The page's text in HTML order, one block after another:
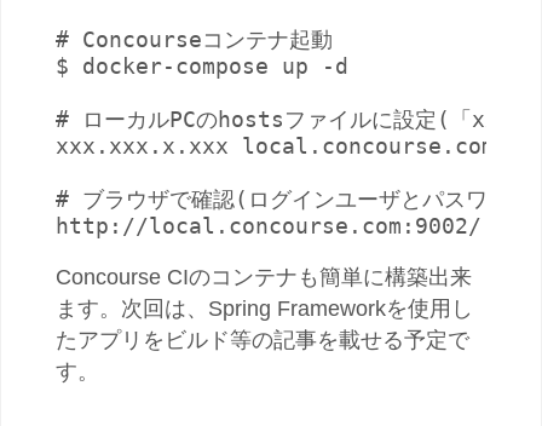
# Concourseコンテナ起動
$ docker-compose up -d
# ローカルPCのhostsファイルに設定(「
xxx.xxx.x.xxx local.concourse.com
# ブラウザで確認(ログインユーザとパスワー
Concourse CIのコンテナも簡単に構築出来
ます。次回は、Spring Frameworkを使用し
たアプリをビルド等の記事を載せる予定で
す。